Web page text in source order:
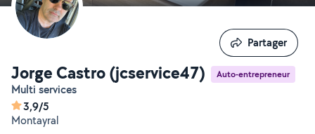
Jorge Castro (jcservice47) Auto-entrepreneur
Multi services
3,9/5
Montayral
Partager
Partager